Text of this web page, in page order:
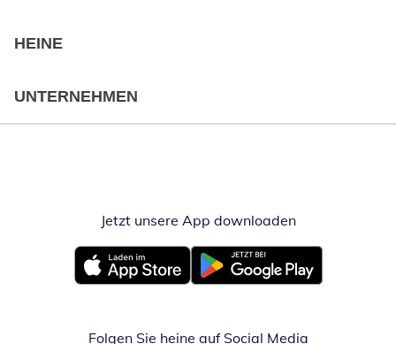
HEINE
UNTERNEHMEN
Jetzt unsere App downloadenÖffnet in
Öffnet in neuem FensterÖffnet in neuem Fenster
Folgen Sie heine auf Social Media